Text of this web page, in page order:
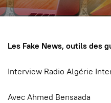
Les Fake News, outils des
Interview Radio Algérie
Avec Ahmed Bensaada